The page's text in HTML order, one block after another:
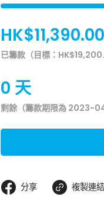
HK$11,390.00
已籌款（目標：
0 天
剩餘（籌款期限為 2023-
分享 複製連結